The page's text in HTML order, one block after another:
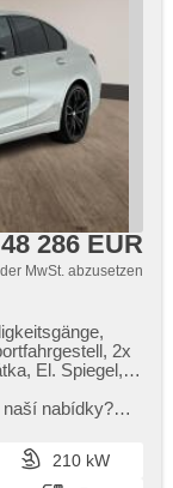
48 286 EUR
MwSt. abzusetzen
2x
El. Spiegel,
řidiče, El.
osvětlení
automatické
nabídky?
210 kW